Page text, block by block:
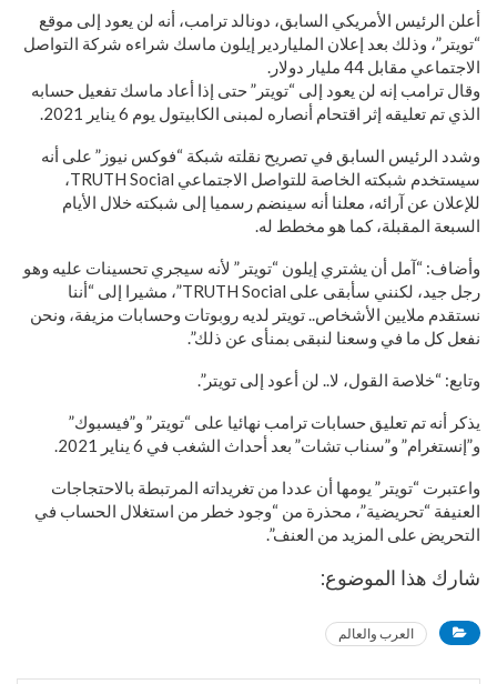
أعلن الرئيس الأمريكي السابق، دونالد ترامب، أنه لن يعود إلى موقع
“تويتر”، وذلك بعد إعلان الملياردير إيلون ماسك شراءه شركة التواصل
الاجتماعي مقابل 44 مليار دولار.
وقال ترامب إنه لن يعود إلى “تويتر” حتى إذا أعاد ماسك تفعيل حسابه
الذي تم تعليقه إثر اقتحام أنصاره لمبنى الكابيتول يوم 6 يناير 2021.
وشدد الرئيس السابق في تصريح نقلته شبكة “فوكس نيوز” على أنه
سيستخدم شبكته الخاصة للتواصل الاجتماعي TRUTH Social،
للإعلان عن آرائه، معلنا أنه سينضم رسميا إلى شبكته خلال الأيام
السبعة المقبلة، كما هو مخطط له.
وأضاف: “آمل أن يشتري إيلون “تويتر” لأنه سيجري تحسينات عليه وهو
رجل جيد، لكنني سأبقى على TRUTH Social”، مشيرا إلى “أننا
نستقدم ملايين الأشخاص.. تويتر لديه روبوتات وحسابات مزيفة، ونحن
نفعل كل ما في وسعنا لنبقى بمنأى عن ذلك”.
وتابع: “خلاصة القول، لا.. لن أعود إلى تويتر”.
يذكر أنه تم تعليق حسابات ترامب نهائيا على “تويتر” و”فيسبوك”
و”إنستغرام” و”سناب تشات” بعد أحداث الشغب في 6 يناير 2021.
واعتبرت “تويتر” يومها أن عددا من تغريداته المرتبطة بالاحتجاجات
العنيفة “تحريضية”، محذرة من “وجود خطر من استغلال الحساب في
التحريض على المزيد من العنف”.
شارك هذا الموضوع:
العرب والعالم